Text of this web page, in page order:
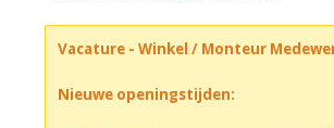
Vacature - Winkel / Monteur
Nieuwe openingstijden: